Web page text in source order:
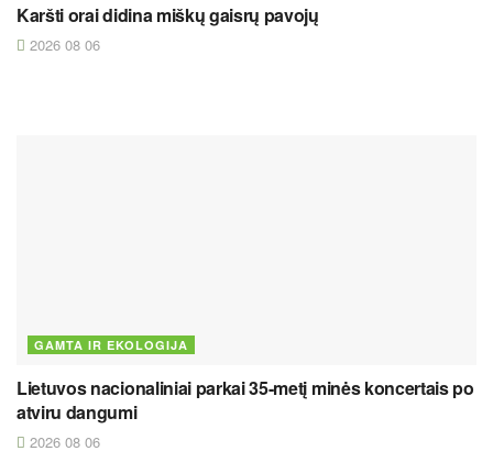
Karšti orai didina miškų gaisrų pavojų
2026 08 06
GAMTA IR EKOLOGIJA
Lietuvos nacionaliniai parkai 35-metį minės koncertais po
atviru dangumi
2026 08 06